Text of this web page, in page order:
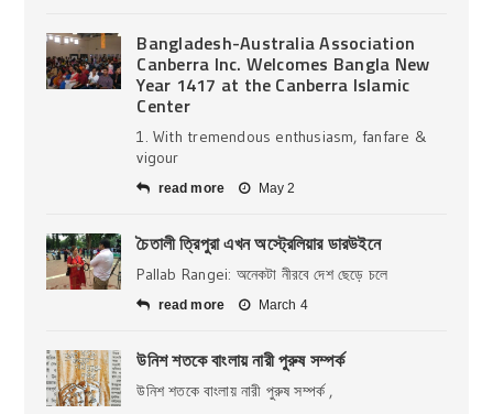
Bangladesh-Australia Association
Canberra Inc. Welcomes Bangla New
Year 1417 at the Canberra Islamic
Center
1. With tremendous enthusiasm, fanfare &
vigour
read more May 2
চৈতালী ত্রিপুরা এখন অস্ট্রেলিয়ার ডারউইনে
Pallab Rangei: অনেকটা নীরবে দেশ ছেড়ে চলে
read more March 4
উনিশ শতকে বাংলায় নারী পুরুষ সম্পর্ক
উনিশ শতকে বাংলায় নারী পুরুষ সম্পর্ক ,